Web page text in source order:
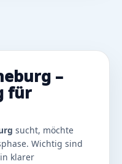
–
für
sucht, möchte
Wichtig sind
klarer